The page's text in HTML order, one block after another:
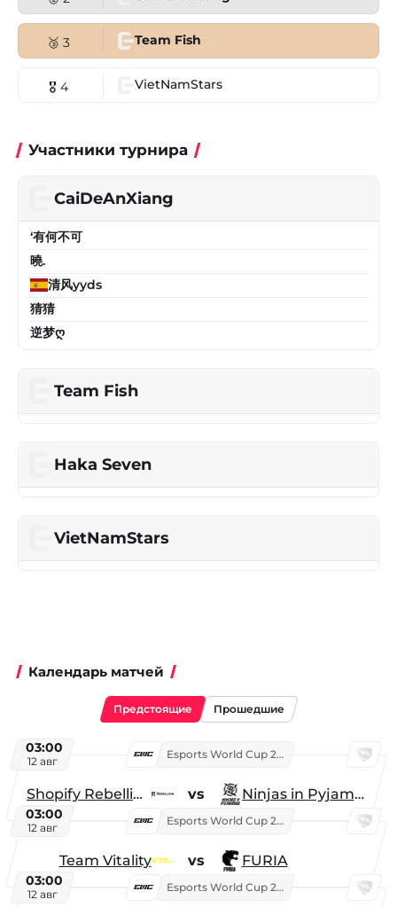
🥉 3 Team Fish
🎖 4 VietNamStars
Участники турнира
CaiDeAnXiang
‘有何不可
曉.
清风yyds
猜猜
逆梦ღ
Team Fish
Haka Seven
VietNamStars
Календарь матчей
Предстоящие Прошедшие
03:00
12 авг
Esports World Cup 2026
Shopify Rebellion vs Ninjas in Pyjamas
03:00
12 авг
Esports World Cup 2026
Team Vitality vs FURIA
03:00
12 авг
Esports World Cup 2026